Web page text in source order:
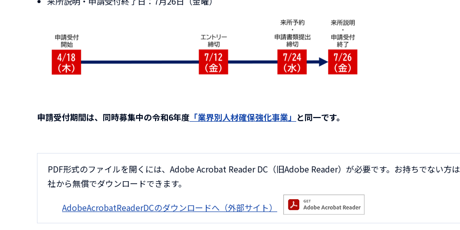
申請受付期間は、同時募集中の令和6年度 「業界別人材確保強化事業」 と同一です。
PDF形式のファイルを開くには、Adobe Acrobat Reader DC（旧Adobe Reader）が必要です。お持ちでない方
社から無償でダウンロードできます。
AdobeAcrobatReaderDCのダウンロードへ（外部サイト）